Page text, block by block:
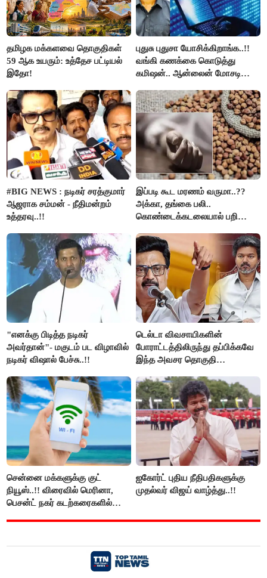
தமிழக மக்களவை தொகுதிகள்
59 ஆக உயரும்: உத்தேச பட்டியல்
இதோ!
புதுசு புதுசா யோசிக்கிறாங்க..!!
வங்கி கணக்கை கொடுத்து
கமிஷன்.. ஆன்லைன் மோசடி
கைது..!!
#BIG NEWS : நடிகர் சரத்குமார்
ஆஜராக சம்மன் - நீதிமன்றம்
உத்தரவு..!!
இப்படி கூட மரணம் வருமா..??
அக்கா, தங்கை பலி..
கொண்டைக்கடலையால் பறிபோன
"எனக்கு பிடித்த நடிகர்
அவர்தான்"- மகுடம் பட விழாவில்
நடிகர் விஷால் பேச்சு..!!
டெல்டா விவசாயிகளின்
போராட்டத்திலிருந்து தப்பிக்கவே
இந்த அவசர தொகுதி
அரங்கேற்றுகிறார் முதலமைச்சர் -
திமுக ஐடி விங்..!!
சென்னை மக்களுக்கு குட்
நியூஸ்..!! விரைவில் மெரினா,
பெசன்ட் நகர் கடற்கரைகளில்
ஐகோர்ட் புதிய நீதிபதிகளுக்கு
முதல்வர் விஜய் வாழ்த்து..!!